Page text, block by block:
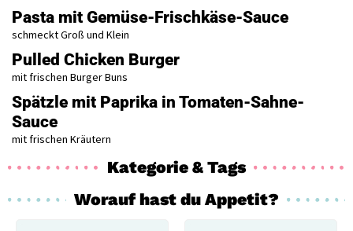
Pasta mit Gemüse-Frischkäse-Sauce
schmeckt Groß und Klein
Pulled Chicken Burger
mit frischen Burger Buns
Spätzle mit Paprika in Tomaten-Sahne-
Sauce
mit frischen Kräutern
Kategorie & Tags
Worauf hast du Appetit?